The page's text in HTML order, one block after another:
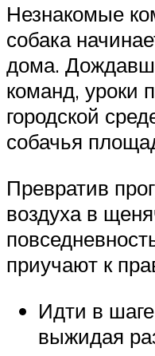
Незнакомые
собака
дома.
команд, уроки
городской
собачья
Превратив
воздуха в
приучают к
Идти в
выжидая